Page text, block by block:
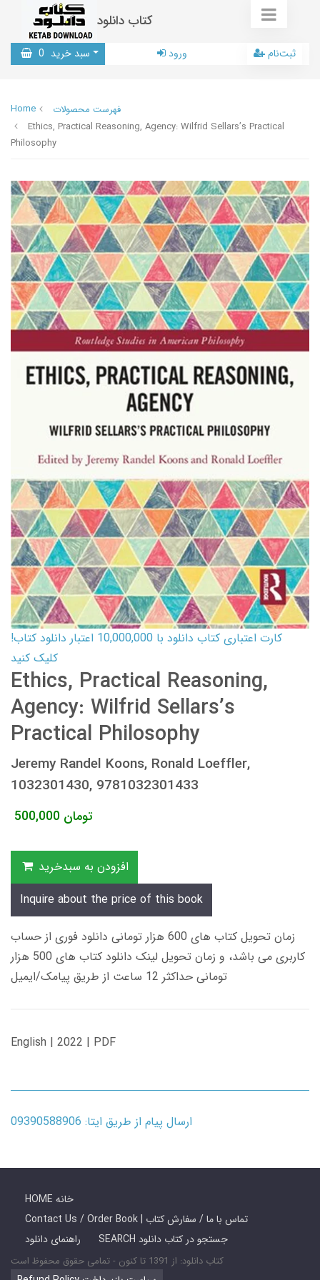
کتاب دانلود
سبد خرید 0 ورود ثبت‌نام
Home
فهرست محصولات
Ethics, Practical Reasoning, Agency: Wilfrid Sellars’s Practical
Philosophy
کارت اعتباری کتاب دانلود با 10,000,000 اعتبار دانلود کتاب!
کلیک کنید
Ethics, Practical Reasoning,
Agency: Wilfrid Sellars’s
Practical Philosophy
Jeremy Randel Koons, Ronald Loeffler,
1032301430, 9781032301433
500,000 تومان
افزودن به سبدخرید
Inquire about the price of this book
زمان تحویل کتاب های 600 هزار تومانی دانلود فوری از حساب
کاربری می باشد، و زمان تحویل لینک دانلود کتاب های 500 هزار
تومانی حداکثر 12 ساعت از طریق پیامک/ایمیل
English | 2022 | PDF
ارسال پیام از طریق ایتا: 09390588906
HOME خانه
Contact Us / Order Book | تماس با ما / سفارش کتاب
راهنمای دانلود
SEARCH جستجو در کتاب دانلود
کتاب دانلود: از 1391 تا کنون - تمامی حقوق محفوظ است